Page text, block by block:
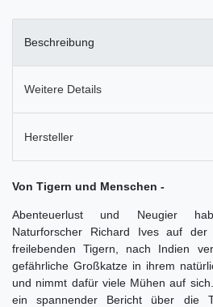
Beschreibung
Weitere Details
Hersteller
Von Tigern und Menschen -
Abenteuerlust und Neugier
Naturforscher Richard Ives auf
freilebenden Tigern, nach Indien
gefährliche Großkatze in ihrem
und nimmt dafür viele Mühen auf
ein spannender Bericht über die